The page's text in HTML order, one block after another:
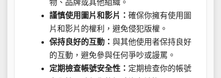
物、品牌或其他組織。
謹慎使用圖片和影片： 確保你擁有使用圖
片和影片的權利，避免侵犯版權。
保持良好的互動： 與其他使用者保持良好
的互動，避免參與任何爭吵或謾罵。
定期檢查帳號安全性： 定期檢查你的帳號